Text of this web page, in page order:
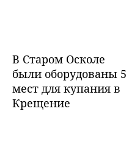
В Старом Осколе
были оборудованы 5
мест для купания в
Крещение